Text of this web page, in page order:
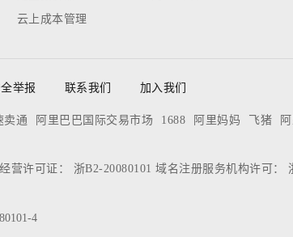
云上成本管理
举报 联系我们 加入我们
卖通 阿里巴巴国际交易市场 1688 阿里妈妈 飞猪
营许可证： 浙B2-20080101 域名注册服务机构许可：
4